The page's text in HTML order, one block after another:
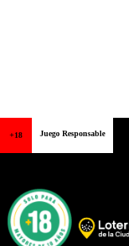
+18 Juego Responsable